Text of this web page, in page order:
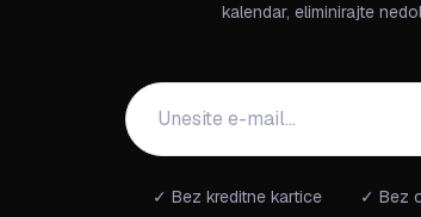
kalendar, eliminirajte
✓ Bez kreditne kartice ✓ Bez